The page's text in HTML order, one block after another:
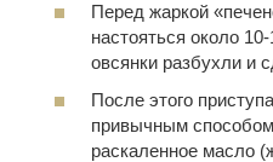
Перед жаркой
настояться около
овсянки разбухли и
После этого
привычным
раскаленное масло